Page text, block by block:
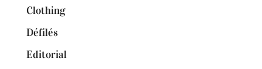
Clothing
Défilés
Editorial